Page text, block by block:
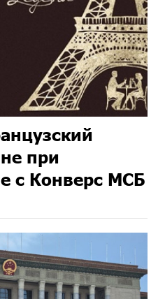
при
с Конверс МСБ